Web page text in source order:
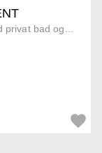
privat bad og...